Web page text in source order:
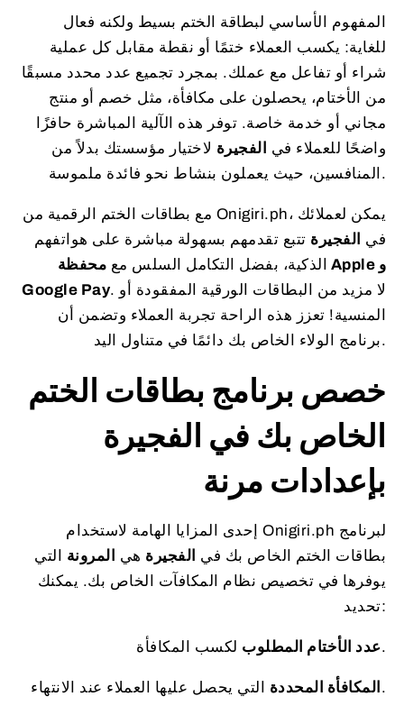
المفهوم الأساسي لبطاقة الختم بسيط ولكنه فعال
للغاية: يكسب العملاء ختمًا أو نقطة مقابل كل عملية
شراء أو تفاعل مع عملك. بمجرد تجميع عدد محدد مسبقًا
من الأختام، يحصلون على مكافأة، مثل خصم أو منتج
مجاني أو خدمة خاصة. توفر هذه الآلية المباشرة حافزًا
واضحًا للعملاء في
الفجيرة لاختيار مؤسستك بدلاً من
المنافسين، حيث يعملون بنشاط نحو فائدة ملموسة.
مع بطاقات الختم الرقمية من Onigiri.ph، يمكن لعملائك
في الفجيرة تتبع تقدمهم بسهولة مباشرة على هواتفهم
الذكية، بفضل التكامل السلس مع محفظة Apple و
Google Pay. لا مزيد من البطاقات الورقية المفقودة أو
المنسية! تعزز هذه الراحة تجربة العملاء وتضمن أن
برنامج الولاء الخاص بك دائمًا في متناول اليد.
خصص برنامج بطاقات الختم
الخاص بك في الفجيرة
بإعدادات مرنة
إحدى المزايا الهامة لاستخدام Onigiri.ph لبرنامج
بطاقات الختم الخاص بك في الفجيرة هي المرونة التي
يوفرها في تخصيص نظام المكافآت الخاص بك. يمكنك
تحديد:
عدد الأختام المطلوبلكسب المكافأة.
المكافأة المحددة التي يحصل عليها العملاء عند الانتهاء.